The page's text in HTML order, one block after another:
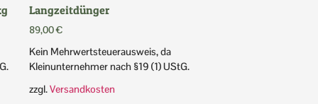
Langzeitdünger
89,00€
Kein Mehrwertsteuerausweis, da
Kleinunternehmer nach §19 (1) UStG.
zzgl.Versandkosten